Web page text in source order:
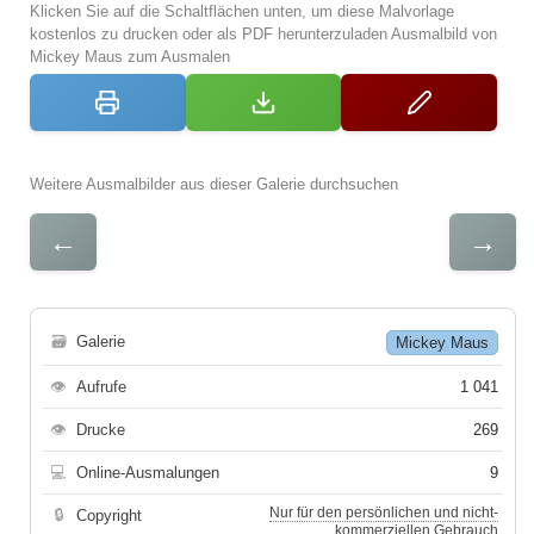
Klicken Sie auf die Schaltflächen unten, um diese Malvorlage
kostenlos zu drucken oder als PDF herunterzuladen Ausmalbild von
Mickey Maus zum Ausmalen
Weitere Ausmalbilder aus dieser Galerie durchsuchen
← →
🗃 Galerie Mickey Maus
👁 Aufrufe 1 041
👁 Drucke 269
💻 Online-Ausmalungen 9
🔒 Copyright
Nur für den persönlichen und nicht-
kommerziellen Gebrauch